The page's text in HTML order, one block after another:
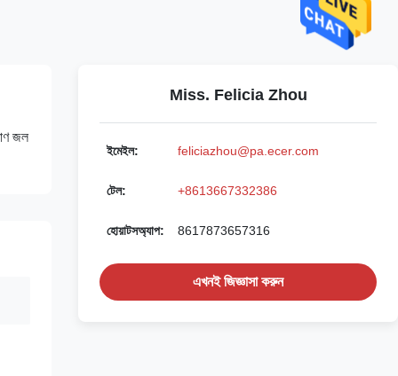
জল
Miss. Felicia Zhou
ইমেইল: feliciazhou@pa.ecer.com
টেল: +8613667332386
হোয়াটসঅ্যাপ: 8617873657316
এখনই জিজ্ঞাসা করুন